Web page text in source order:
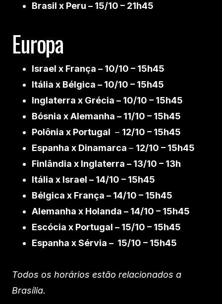
Brasil x Peru – 15/10 – 21h45
Europa
Israel x França – 10/10 – 15h45
Itália x Bélgica – 10/10 – 15h45
Inglaterra x Grécia – 10/10 – 15h45
Bósnia x Alemanha – 11/10 – 15h45
Polônia x Portugal – 12/10 – 15h45
Espanha x Dinamarca – 12/10 – 15h45
Finlândia x Inglaterra – 13/10 – 13h
Itália x Israel – 14/10 – 15h45
Bélgica x França – 14/10 – 15h45
Alemanha x Holanda – 14/10 – 15h45
Escócia x Portugal – 15/10 – 15h45
Espanha x Sérvia – 15/10 – 15h45
Todos os horários estão relacionados a
Brasília.